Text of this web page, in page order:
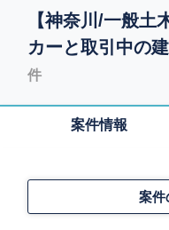
【神奈川/一般土
カーと取引中の
件
案件情報
案件